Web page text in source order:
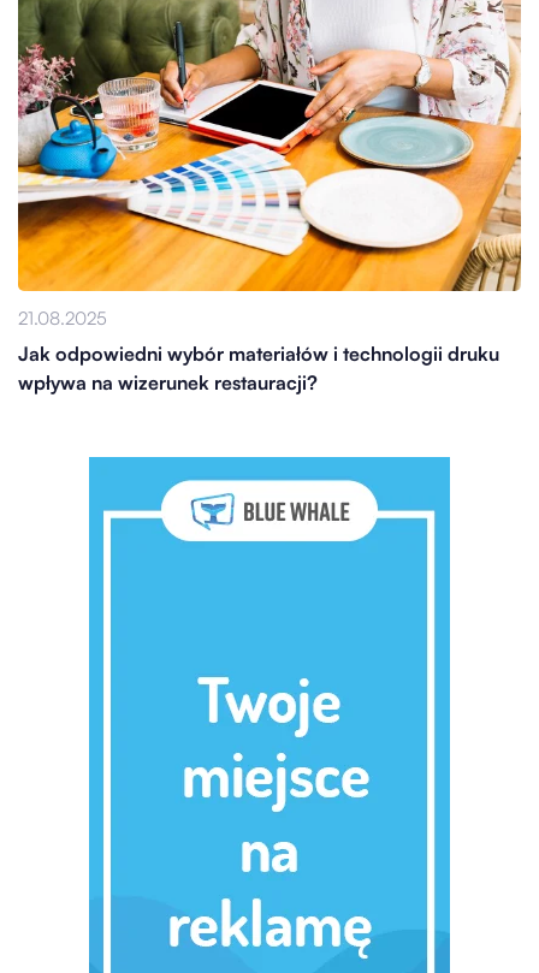
21.08.2025
Jak odpowiedni wybór materiałów i technologii druku
wpływa na wizerunek restauracji?